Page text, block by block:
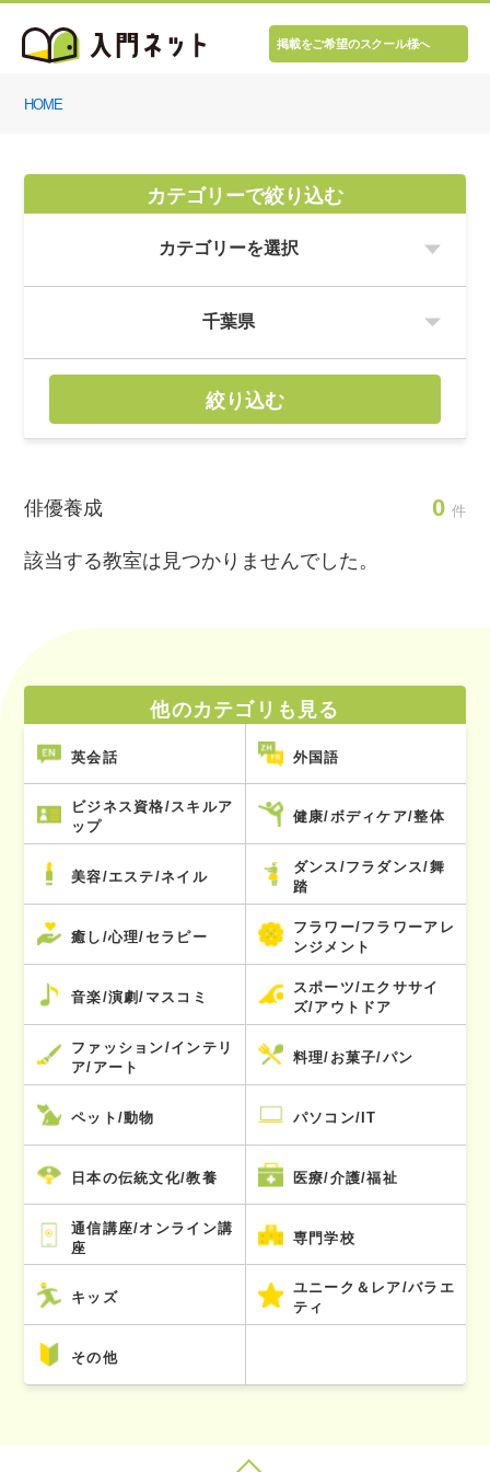
掲載をご希望のスクール様へ
HOME
カテゴリーで絞り込む
絞り込む
俳優養成 0 件
該当する教室は見つかりませんでした。
他のカテゴリも見る
英会話 外国語
ビジネス資格/スキルア
ップ
健康/ボディケア/整体
美容/エステ/ネイル
ダンス/フラダンス/舞
踏
癒し/心理/セラピー
フラワー/フラワーアレ
ンジメント
音楽/演劇/マスコミ
スポーツ/エクササイ
ズ/アウトドア
ファッション/インテリ
ア/アート
料理/お菓子/パン
ペット/動物 パソコン/IT
日本の伝統文化/教養 医療/介護/福祉
通信講座/オンライン講
座
専門学校
キッズ
ユニーク＆レア/バラエ
ティ
その他